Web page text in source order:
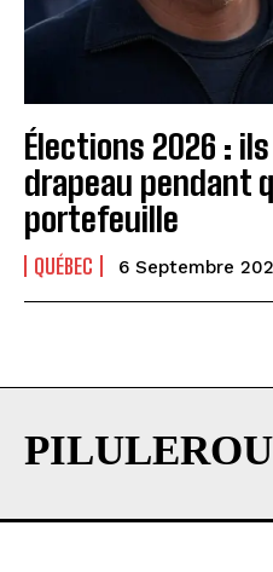
Élections 2026 :
drapeau pendant
portefeuille
QUÉBEC 6 Septembre